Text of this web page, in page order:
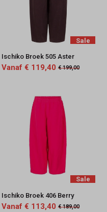
Sale
Ischiko Broek 505 Aster
Vanaf € 119,40 € 199,00
Sale
Ischiko Broek 406 Berry
Vanaf € 113,40 € 189,00